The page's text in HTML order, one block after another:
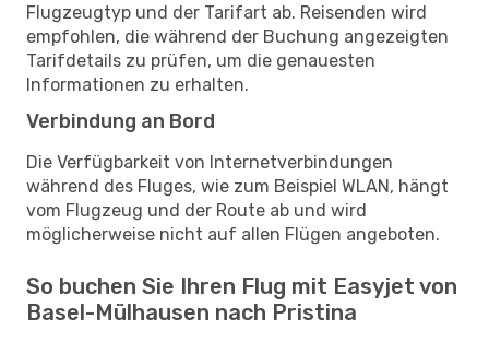
Flugzeugtyp und der Tarifart ab. Reisenden wird
empfohlen, die während der Buchung angezeigten
Tarifdetails zu prüfen, um die genauesten
Informationen zu erhalten.
Verbindung an Bord
Die Verfügbarkeit von Internetverbindungen
während des Fluges, wie zum Beispiel WLAN, hängt
vom Flugzeug und der Route ab und wird
möglicherweise nicht auf allen Flügen angeboten.
So buchen Sie Ihren Flug mit Easyjet von
Basel-Mülhausen nach Pristina